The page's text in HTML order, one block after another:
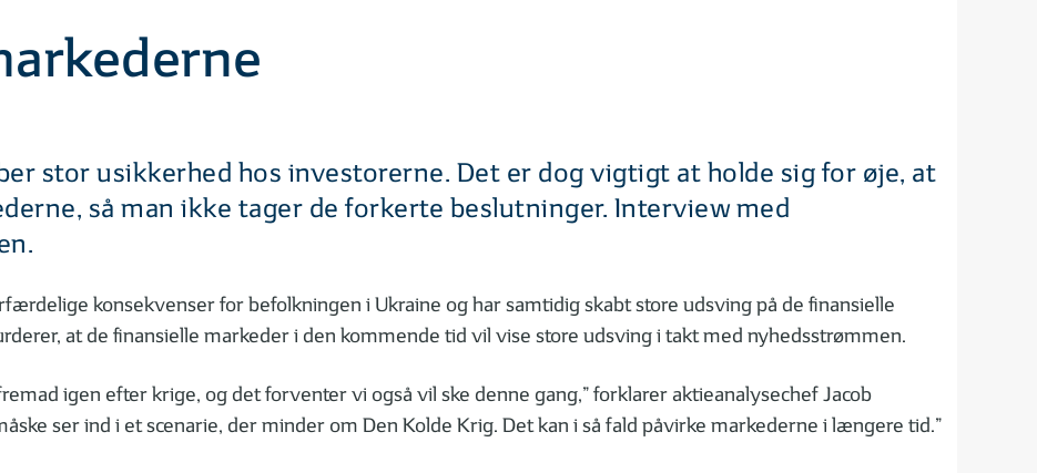
stor usikkerhed hos investorerne. Det er dog vigtigt at holde sig for øje, at
så man ikke tager de forkerte beslutninger. Interview med
konsekvenser for befolkningen i Ukraine og har samtidig skabt store udsving på de finansielle
at de finansielle markeder i den kommende tid vil vise store udsving i takt med nyhedsstrømmen.
igen efter krige, og det forventer vi også vil ske denne gang,” forklarer aktieanalysechef Jacob
ser ind i et scenarie, der minder om Den Kolde Krig. Det kan i så fald påvirke markederne i længere tid.”